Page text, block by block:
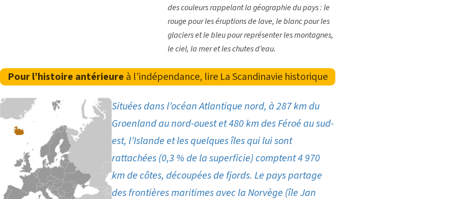
des couleurs rappelant la géographie du pays : le
rouge pour les éruptions de lave, le blanc pour les
glaciers et le bleu pour représenter les montagnes,
le ciel, la mer et les chutes d’eau.
Pour l’histoire antérieure à l’indépendance, lire La Scandinavie historique
Situées dans l’océan Atlantique nord, à 287 km du
Groenland au nord-ouest et 480 km des Féroé au sud-
est, l’Islande et les quelques îles qui lui sont
rattachées (0,3 % de la superficie) comptent 4 970
km de côtes, découpées de fjords. Le pays partage
des frontières maritimes avec la Norvège (île Jan